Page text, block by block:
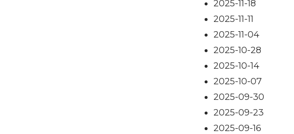
2025-11-18
2025-11-11
2025-11-04
2025-10-28
2025-10-14
2025-10-07
2025-09-30
2025-09-23
2025-09-16